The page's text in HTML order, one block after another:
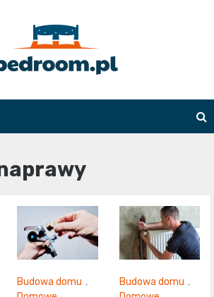
Budowa domu ,
Budowa domu ,